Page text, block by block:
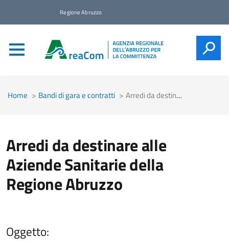
Regione Abruzzo
Home Bandi di gara e contratti Arredi da destinare alle Aziende Sanitarie della Regione Abruzzo
Arredi da destinare alle
Aziende Sanitarie della
Regione Abruzzo
Oggetto: